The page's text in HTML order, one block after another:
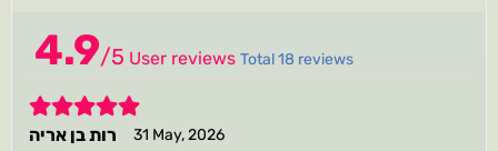
4.9/5 User reviews Total 18 reviews
5
רות בן אריה
31 May, 2026